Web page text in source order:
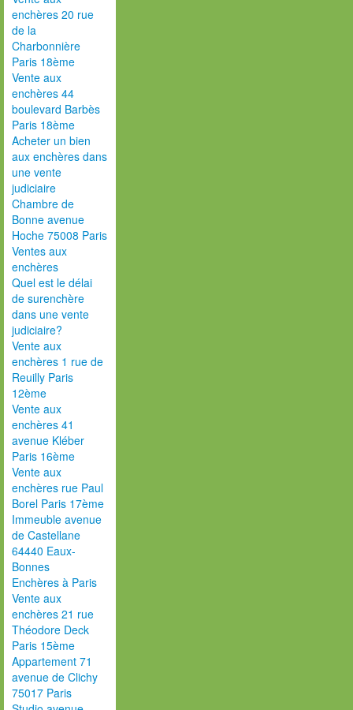
enchères 20 rue
de la
Charbonnière
Paris 18ème
Vente aux
enchères 44
boulevard Barbès
Paris 18ème
Acheter un bien
aux enchères dans
une vente
judiciaire
Chambre de
Bonne avenue
Hoche 75008 Paris
Ventes aux
enchères
Quel est le délai
de surenchère
dans une vente
judiciaire?
Vente aux
enchères 1 rue de
Reuilly Paris
12ème
Vente aux
enchères 41
avenue Kléber
Paris 16ème
Vente aux
enchères rue Paul
Borel Paris 17ème
Immeuble avenue
de Castellane
64440 Eaux-
Bonnes
Enchères à Paris
Vente aux
enchères 21 rue
Théodore Deck
Paris 15ème
Appartement 71
avenue de Clichy
75017 Paris